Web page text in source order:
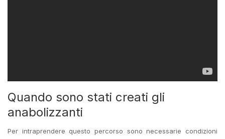
Quando sono stati creati gli
anabolizzanti
Per intraprendere questo percorso sono necessarie condizioni